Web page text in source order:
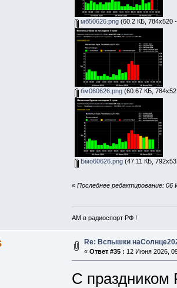
мб50626.png(60.2 КБ, 784x520
бм060626.png(60.67 КБ,
Бмо60626.png(47.11 КБ,
« Последнее редактирование: 06
АМ в радиоспорт РФ !
Re: Вспышки
« Ответ #35 : 12 Июня 2026,
С праздником